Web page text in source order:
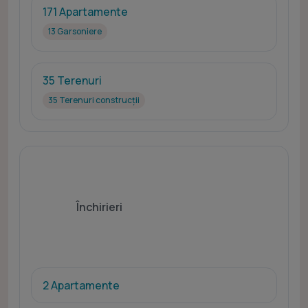
171 Apartamente
13 Garsoniere
35 Terenuri
35 Terenuri construcții
Închirieri
2 Apartamente